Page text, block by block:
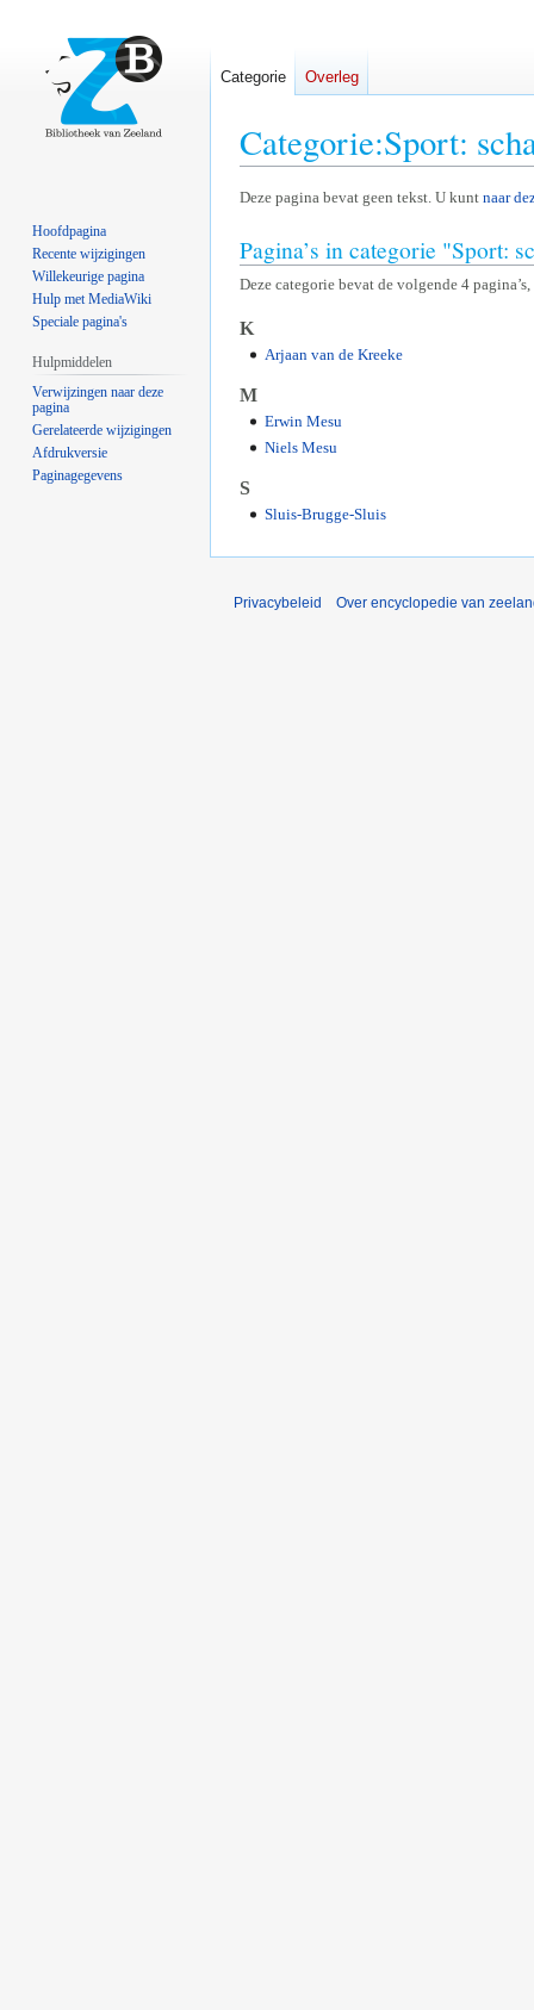
Categorie:Sport:
Naar
springen
Naar
springen
Deze pagina bevat geen tekst. U kunt naar
Pagina’s in categorie "Sport:
Deze categorie bevat de volgende 4
K
Arjaan van de Kreeke
M
Erwin Mesu
Niels Mesu
S
Sluis-Brugge-Sluis
Categorie Overleg
Hoofdpagina
Recente wijzigingen
Willekeurige pagina
Hulp met MediaWiki
Speciale pagina's
Hulpmiddelen
Verwijzingen naar deze
pagina
Gerelateerde wijzigingen
Afdrukversie
Paginagegevens
Privacybeleid Over encyclopedie van